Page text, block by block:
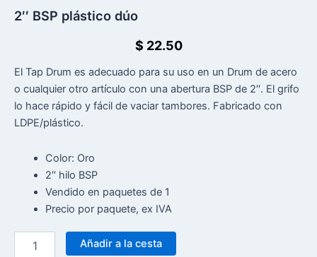
2′′ BSP plástico dúo
$ 22.50
El Tap Drum es adecuado para su uso en un Drum de acero
o cualquier otro artículo con una abertura BSP de 2′′. El grifo
lo hace rápido y fácil de vaciar tambores. Fabricado con
LDPE/plástico.
Color: Oro
2′′ hilo BSP
Vendido en paquetes de 1
Precio por paquete, ex IVA
Añadir a la cesta